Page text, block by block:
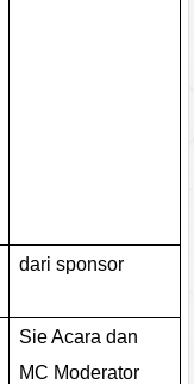
dari sponsor
Sie Acara dan
MC Moderator